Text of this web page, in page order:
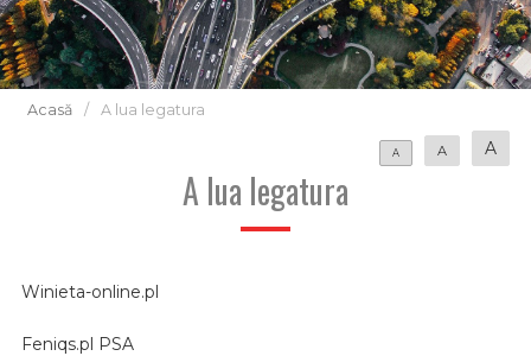
Acasă / A lua legatura
A A A
A lua legatura
Winieta-online.pl
Feniqs.pl PSA